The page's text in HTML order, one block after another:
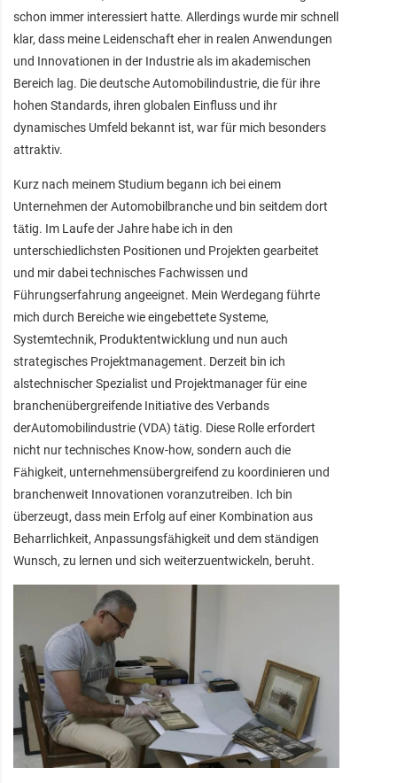
schon immer interessiert hatte. Allerdings wurde mir schnell
klar, dass meine Leidenschaft eher in realen Anwendungen
und Innovationen in der Industrie als im akademischen
Bereich lag. Die deutsche Automobilindustrie, die für ihre
hohen Standards, ihren globalen Einfluss und ihr
dynamisches Umfeld bekannt ist, war für mich besonders
attraktiv.
Kurz nach meinem Studium begann ich bei einem
Unternehmen der Automobilbranche und bin seitdem dort
tätig. Im Laufe der Jahre habe ich in den
unterschiedlichsten Positionen und Projekten gearbeitet
und mir dabei technisches Fachwissen und
Führungserfahrung angeeignet. Mein Werdegang führte
mich durch Bereiche wie eingebettete Systeme,
Systemtechnik, Produktentwicklung und nun auch
strategisches Projektmanagement. Derzeit bin ich
alstechnischer Spezialist und Projektmanager für eine
branchenübergreifende Initiative des Verbands
derAutomobilindustrie (VDA) tätig. Diese Rolle erfordert
nicht nur technisches Know-how, sondern auch die
Fähigkeit, unternehmensübergreifend zu koordinieren und
branchenweit Innovationen voranzutreiben. Ich bin
überzeugt, dass mein Erfolg auf einer Kombination aus
Beharrlichkeit, Anpassungsfähigkeit und dem ständigen
Wunsch, zu lernen und sich weiterzuentwickeln, beruht.